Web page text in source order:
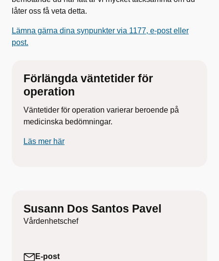
låter oss få veta detta.
Lämna gärna dina synpunkter via 1177, e-post eller
post.
Förlängda väntetider för
operation
Väntetider för operation varierar beroende på
medicinska bedömningar.
Läs mer här
Susann Dos Santos Pavel
Vårdenhetschef
E-post